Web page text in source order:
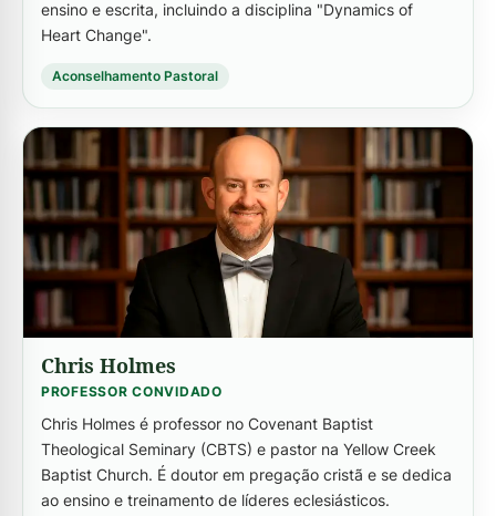
ensino e escrita, incluindo a disciplina "Dynamics of
Heart Change".
Aconselhamento Pastoral
-->
Chris Holmes
PROFESSOR CONVIDADO
Chris Holmes é professor no Covenant Baptist
Theological Seminary (CBTS) e pastor na Yellow Creek
Baptist Church. É doutor em pregação cristã e se dedica
ao ensino e treinamento de líderes eclesiásticos.